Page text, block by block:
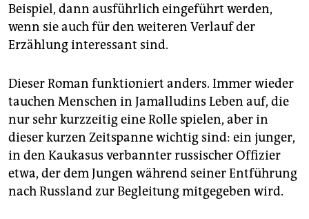
Beispiel, dann ausführlich eingeführt werden,
wenn sie auch für den weiteren Verlauf der
Erzählung interessant sind.
Dieser Roman funktioniert anders. Immer wieder
tauchen Menschen in Jamalludins Leben auf, die
nur sehr kurzzeitig eine Rolle spielen, aber in
dieser kurzen Zeitspanne wichtig sind: ein junger,
in den Kaukasus verbannter russischer Offizier
etwa, der dem Jungen während seiner Entführung
nach Russland zur Begleitung mitgegeben wird.